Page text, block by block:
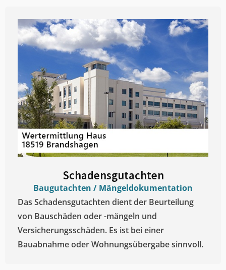
Schadensgutachten
Baugutachten / Mängeldokumentation
Das Schadensgutachten dient der Beurteilung
von Bauschäden oder -mängeln und
Versicherungsschäden. Es ist bei einer
Bauabnahme oder Wohnungsübergabe sinnvoll.